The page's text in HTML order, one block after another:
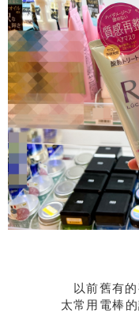
以前舊有
太常用電棒